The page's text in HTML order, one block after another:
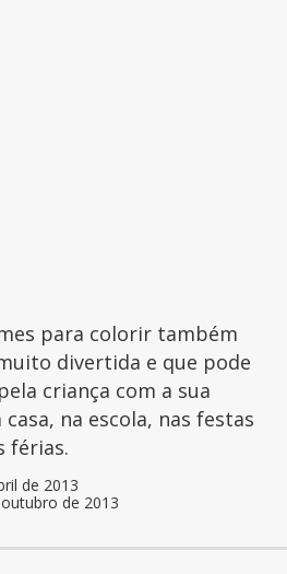
para colorir também
divertida e que pode
criança com a sua
na escola, nas festas
férias.
de 2013
de 2013